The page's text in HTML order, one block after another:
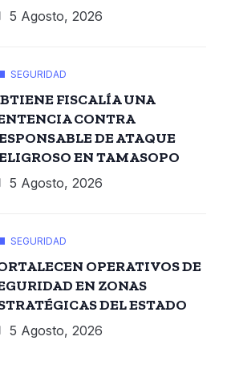
5 Agosto, 2026
SEGURIDAD
FISCALÍA UNA
CONTRA
DE ATAQUE
EN TAMASOPO
5 Agosto, 2026
SEGURIDAD
OPERATIVOS DE
EN ZONAS
DEL ESTADO
5 Agosto, 2026